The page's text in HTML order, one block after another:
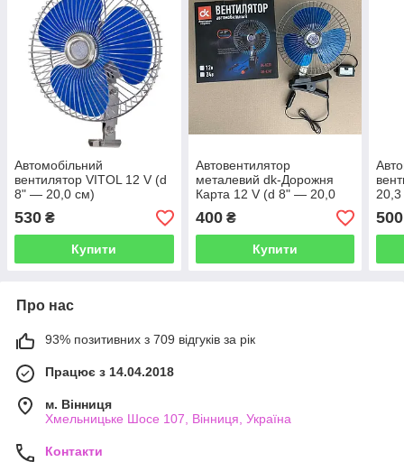
Автомобільний
вентилятор VITOL 12 V (d
8" — 20,0 см)
530 ₴
Купити
Автовентилятор
металевий dk-Дорожня
Карта 12 V (d 8" — 20,0
см)
400₴
Купити
500
Про нас
93% позитивних з 709 відгуків за рік
Працює з 14.04.2018
м. Вінниця
Хмельницьке Шосе 107, Вінниця, Україна
Контакти